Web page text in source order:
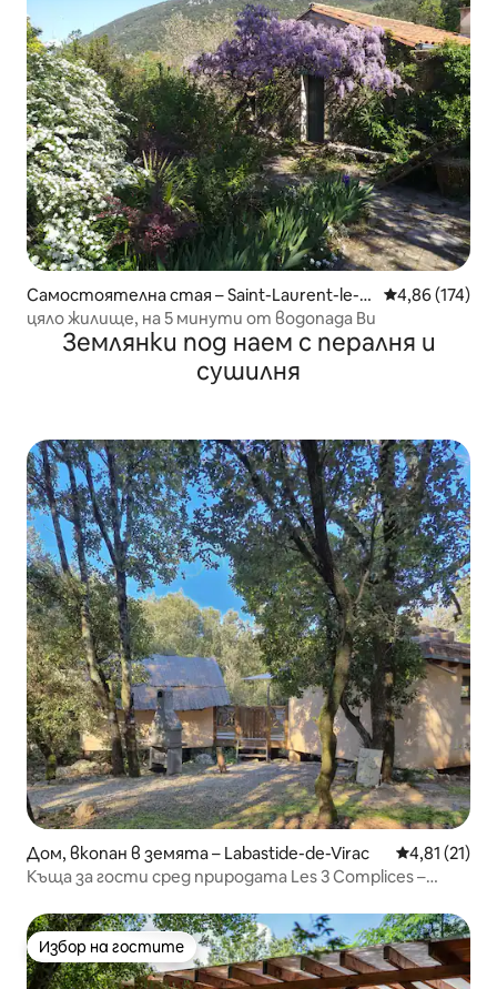
Самостоятелна стая – Saint-Laurent-le-M
inier
Средна
4,86 (174)
цяло жилище, на 5 минути от водопада Ви
Землянки под наем с пералня и
сушилня
Дом, вкопан в земята – Labastide-de-Virac Средна
4,81 (21)
Къща за гости сред природата Les 3 Complices –
Избор на гостите
Избор на гостите